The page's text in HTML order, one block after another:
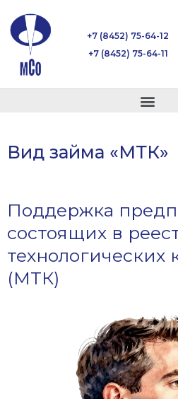
+7 (8452) 75-64-12
+7 (8452) 75-64-11
Вид займа «МТК»
Поддержка
состоящих в
технологических
(МТК)